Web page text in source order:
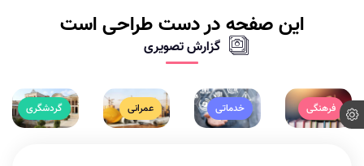
این صفحه در دست طراحی است
گزارش تصویری
فرهنگی خدماتی عمرانی گردشگری